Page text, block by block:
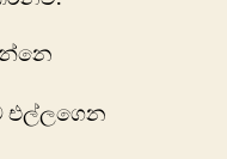
එල්ලගෙන